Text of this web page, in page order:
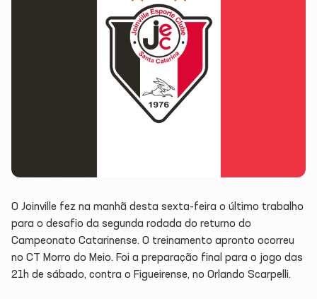
O Joinville fez na manhã desta sexta-feira o último trabalho
para o desafio da segunda rodada do returno do
Campeonato Catarinense. O treinamento apronto ocorreu
no CT Morro do Meio. Foi a preparação final para o jogo das
21h de sábado, contra o Figueirense, no Orlando Scarpelli.